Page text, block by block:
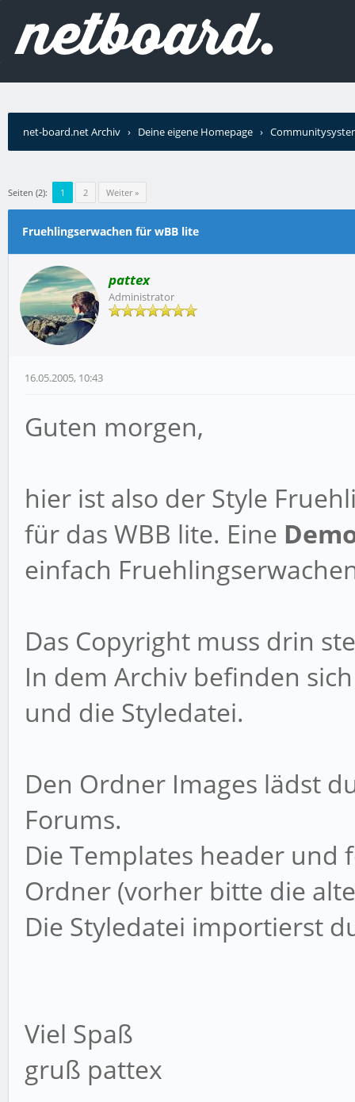
net-board.net Archiv › Deine eigene Homepage ›
Seiten (2): 1 2 Weiter »
Fruehlingserwachen für wBB lite
pattex
Administrator
16.05.2005, 10:43
Guten morgen,
hier ist also der Style
für das WBB lite. Eine
einfach
Das Copyright muss drin
In dem Archiv befinden
und die Styledatei.
Den Ordner Images lädst
Forums.
Die Templates header
Ordner (vorher bitte die
Die Styledatei importierst
Viel Spaß
gruß pattex